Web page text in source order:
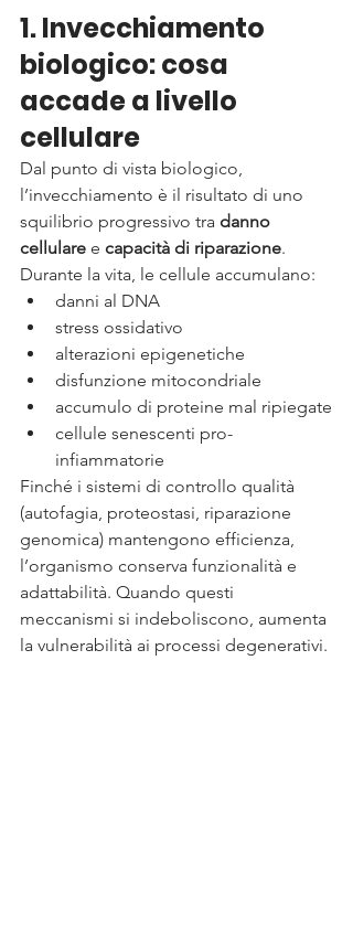
1. Invecchiamento
biologico: cosa
accade a livello
cellulare
Dal punto di vista biologico,
l’invecchiamento è il risultato di uno
squilibrio progressivo tra danno
cellulare e capacità di riparazione.
Durante la vita, le cellule accumulano:
danni al DNA
stress ossidativo
alterazioni epigenetiche
disfunzione mitocondriale
accumulo di proteine mal ripiegate
cellule senescenti pro-
infiammatorie
Finché i sistemi di controllo qualità
(autofagia, proteostasi, riparazione
genomica) mantengono efficienza,
l’organismo conserva funzionalità e
adattabilità. Quando questi
meccanismi si indeboliscono, aumenta
la vulnerabilità ai processi degenerativi.